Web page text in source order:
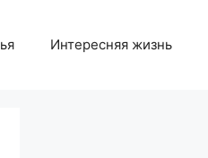
Интересняя жизнь